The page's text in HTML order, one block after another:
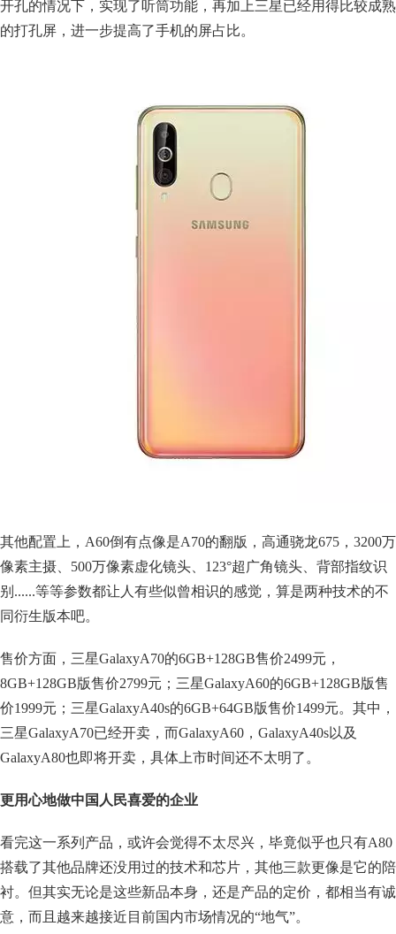
开孔的情况下，实现了听筒功能，再加上三星已经用得比较成熟
的打孔屏，进一步提高了手机的屏占比。
其他配置上，A60倒有点像是A70的翻版，高通骁龙675，3200万
像素主摄、500万像素虚化镜头、123°超广角镜头、背部指纹识
别......等等参数都让人有些似曾相识的感觉，算是两种技术的不
同衍生版本吧。
售价方面，三星GalaxyA70的6GB+128GB售价2499元，
8GB+128GB版售价2799元；三星GalaxyA60的6GB+128GB版售
价1999元；三星GalaxyA40s的6GB+64GB版售价1499元。其中，
三星GalaxyA70已经开卖，而GalaxyA60，GalaxyA40s以及
GalaxyA80也即将开卖，具体上市时间还不太明了。
更用心地做中国人民喜爱的企业
看完这一系列产品，或许会觉得不太尽兴，毕竟似乎也只有A80
搭载了其他品牌还没用过的技术和芯片，其他三款更像是它的陪
衬。但其实无论是这些新品本身，还是产品的定价，都相当有诚
意，而且越来越接近目前国内市场情况的“地气”。